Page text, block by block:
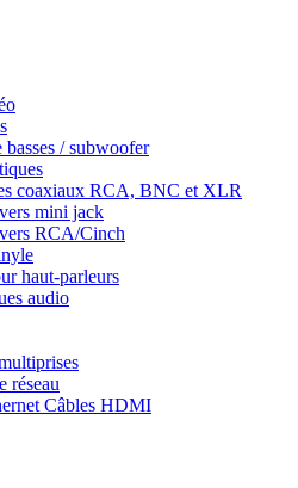
basses / subwoofer
coaxiaux RCA, BNC et XLR
mini jack
RCA/Cinch
haut-parleurs
audio
réseau
Câbles HDMI